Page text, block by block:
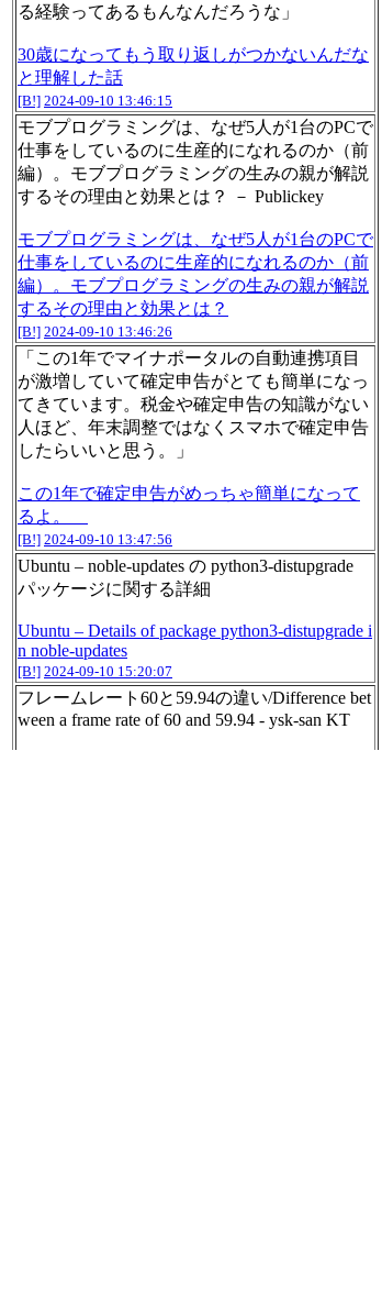
る経験ってあるもんなんだろうな」
30歳になってもう取り返しがつかないんだな
と理解した話
[B!] 2024-09-10 13:46:15
モブプログラミングは、なぜ5人が1台のPCで
仕事をしているのに生産的になれるのか（前
編）。モブプログラミングの生みの親が解説
するその理由と効果とは？ － Publickey
モブプログラミングは、なぜ5人が1台のPCで
仕事をしているのに生産的になれるのか（前
編）。モブプログラミングの生みの親が解説
するその理由と効果とは？
[B!] 2024-09-10 13:46:26
「この1年でマイナポータルの自動連携項目
が激増していて確定申告がとても簡単になっ
てきています。税金や確定申告の知識がない
人ほど、年末調整ではなくスマホで確定申告
したらいいと思う。」
この1年で確定申告がめっちゃ簡単になって
るよ。
[B!] 2024-09-10 13:47:56
Ubuntu – noble-updates の python3-distupgrade
パッケージに関する詳細
Ubuntu – Details of package python3-distupgrade i
n noble-updates
[B!] 2024-09-10 15:20:07
フレームレート60と59.94の違い/Difference bet
ween a frame rate of 60 and 59.94 - ysk-san KT